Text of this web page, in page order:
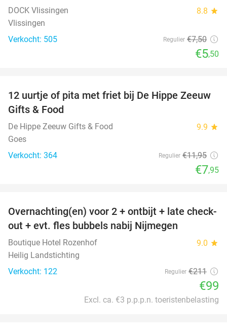
DOCK Vlissingen 8.8 star
Vlissingen
Verkocht: 505
Regulier €7,50
€5,50
33%
12 uurtje of pita met friet bij De Hippe Zeeuw
Gifts & Food
De Hippe Zeeuw Gifts & Food 9.9 star
Goes
Verkocht: 364
Regulier €11,95
€7,95
53%
Overnachting(en) voor 2 + ontbijt + late check-
out + evt. fles bubbels nabij Nijmegen
Boutique Hotel Rozenhof 9.0 star
Heilig Landstichting
Verkocht: 122
Regulier €211
€99
Excl. ca. €3 p.p.p.n. toeristenbelasting